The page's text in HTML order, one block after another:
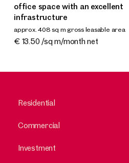
office space with an excellent
infrastructure
approx. 408 sq m gross leasable area
Available By arrangement
€ 13.50 /sq m/month net
Residential
Commercial
Investment